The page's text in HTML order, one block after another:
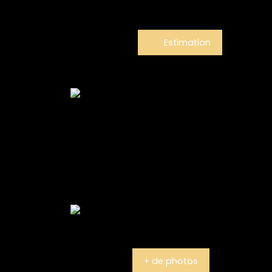
Estimation
+ de photos